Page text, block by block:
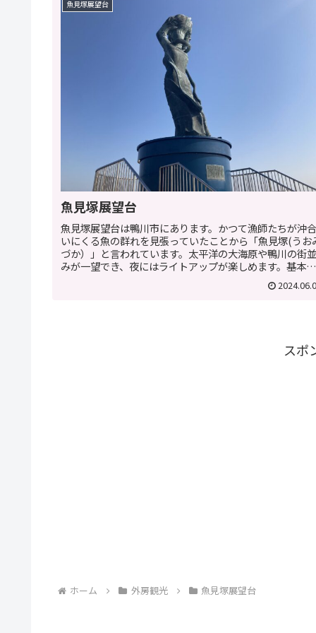
魚見塚展望台
魚見塚展望台
魚見塚展望台は鴨川市にあります。かつて漁師たちが沖合
いにくる魚の群れを見張っていたことから「魚見塚(うお
づか）」と言われています。太平洋の大海原や鴨川の街並
みが一望でき、夜にはライトアップが楽しめます。基本情
スポ
ホーム 外房観光 魚見塚展望台